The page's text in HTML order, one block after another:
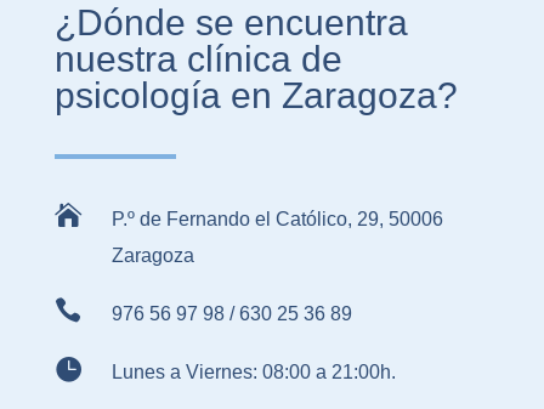
¿Dónde se encuentra
nuestra clínica de
psicología en Zaragoza?

P.º de Fernando el Católico, 29, 50006
Zaragoza
 976 56 97 98/630 25 36 89
 Lunes a Viernes: 08:00 a 21:00h.